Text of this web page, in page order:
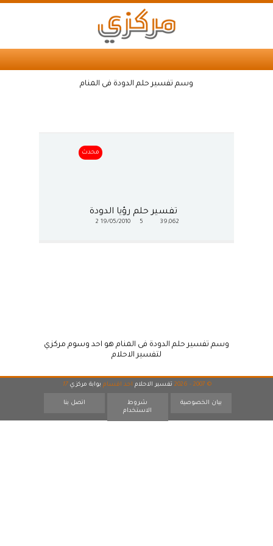
وسم تفسير حلم الدودة فى المنام
محدث
تفسير حلم رؤيا الدودة
39,062
19/05/2010
2
وسم تفسير حلم الدودة فى المنام هو احد وسوم مركزي
لتفسير الاحلام
© 2007 - 2026 تفسير الاحلام احد اقسام بوابة مركزي 17
بيان الخصوصية
شروط
الاستخدام
اتصل بنا